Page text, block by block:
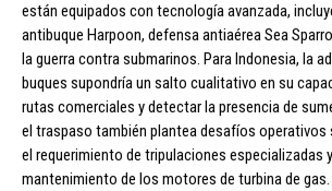
están equipados con tecnología avanzada,
antibuque Harpoon, defensa antiaérea Sea
la guerra contra submarinos. Para Indonesia, la
buques supondría un salto cualitativo en su
rutas comerciales y detectar la presencia de
el traspaso también plantea desafíos
el requerimiento de tripulaciones especializadas
mantenimiento de los motores de turbina de gas.